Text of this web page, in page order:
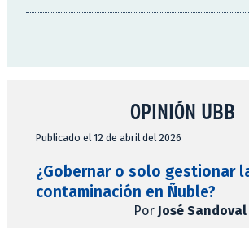
OPINIÓN UBB
Publicado el 12 de abril del 2026
¿Gobernar o solo gestionar
contaminación en Ñuble?
Por José Sandoval